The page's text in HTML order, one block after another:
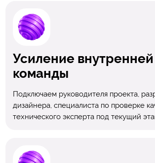
Усиление внутренней
команды
Подключаем руководителя проекта,
дизайнера, специалиста по проверке
технического эксперта под текущий